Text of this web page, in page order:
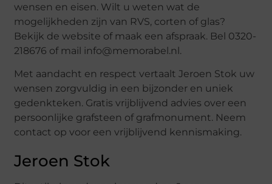
wensen en eisen. Wilt u weten wat de
mogelijkheden zijn van RVS, corten of glas?
Bekijk de website of maak een afspraak. Bel 0320-
218676 of mail info@memorabel.nl.
Met aandacht en respect vertaalt Jeroen Stok uw
wensen zorgvuldig in een bijzonder en uniek
gedenkteken. Gratis vrijblijvend advies over een
persoonlijke grafsteen of grafmonument. Neem
contact op voor een vrijblijvend kennismaking.
Jeroen Stok